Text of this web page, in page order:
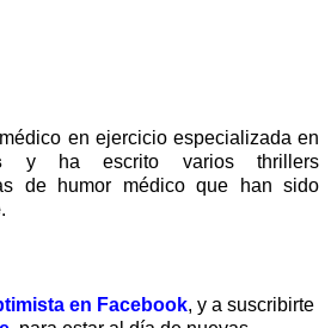
en ejercicio especializada en
y ha escrito varios thrillers
de humor médico que han sido
.
en Facebook, y a suscribirte